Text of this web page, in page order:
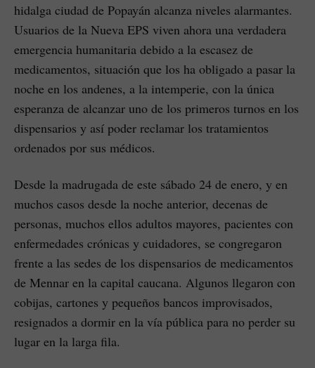
hidalga ciudad de Popayán alcanza niveles alarmantes.
Usuarios de la Nueva EPS viven ahora una verdadera
emergencia humanitaria debido a la escasez de
medicamentos, situación que los ha obligado a pasar la
noche en los andenes, a la intemperie, con la única
esperanza de alcanzar uno de los primeros turnos en los
dispensarios y así poder reclamar los tratamientos
ordenados por sus médicos.
Desde la madrugada de este sábado 24 de enero, y en
muchos casos desde la noche anterior, decenas de
personas, muchos ellos adultos mayores, pacientes con
enfermedades crónicas y cuidadores, se congregaron
frente a las sedes de los dispensarios de medicamentos
de Mennar en la capital caucana. Algunos llegaron con
cobijas, cartones y pequeños bancos improvisados,
resignados a dormir en la vía pública para no perder su
lugar en la larga fila.